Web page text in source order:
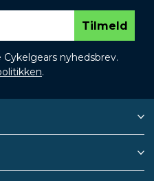
Tilmeld
nyhedsbrev.
.